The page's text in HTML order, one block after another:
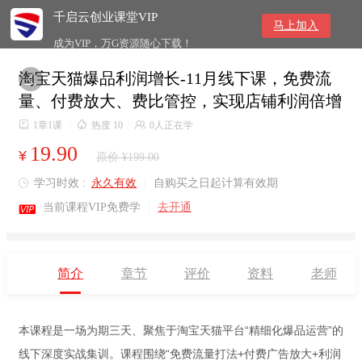
千启云创业课堂VIP
成为VIP，万G资源随心下载！
马上加入

淘宝天猫爆品利润增长-11月线下课，免费流
量、付费放大、费比管控，实现店铺利润倍增
 1章1课  热度 10  0人正在学
¥ 19.90 原价 ¥199.00
 学习时效 : 永久有效 自购买之日起计算有效期
 当前课程VIP免费学 去开通
简介 章节 评价 资料 老师
本课程是一场为期三天、聚焦于淘宝天猫平台“精细化爆品运营”的
线下深度实战集训。课程围绕“免费流量打法+付费广告放大+利润